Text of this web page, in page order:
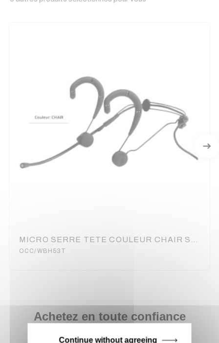
OCC/WBH53T
Achetez en toute confiance
Continue without agreeing